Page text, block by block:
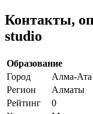
Контакты,
studio
Образование
Город
Алма-Ата
Регион
Алматы
Рейтинг
0